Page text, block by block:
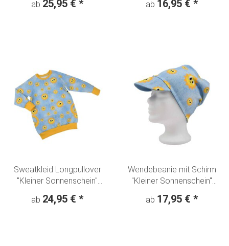
ab 25,95 € * ab 16,95 € *
Sweatkleid Longpullover
"Kleiner Sonnenschein"
ab 24,95 € *
Wendebeanie mit Schirm
"Kleiner Sonnenschein"
ab 17,95 € *